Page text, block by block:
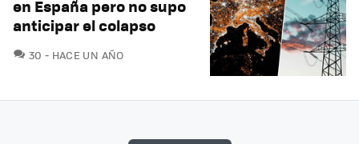
en España pero no supo
anticipar el colapso
30 COMENTARIOS
HACE UN AÑO